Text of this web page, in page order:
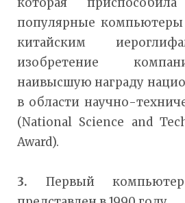
популярные
китайским
изобретение
наивысшую награду
в области научно-
(National Science and
Award).
3. Первый